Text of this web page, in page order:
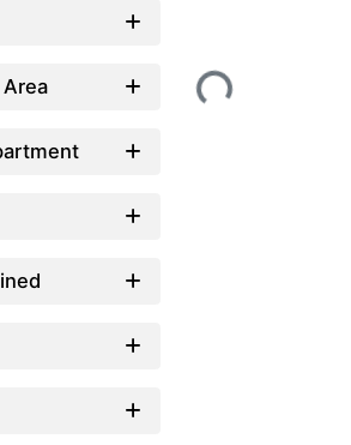
Area Loading...